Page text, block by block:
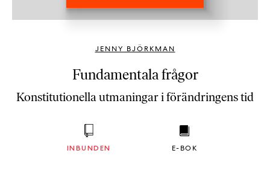
b
k
e
r
o
Fundamentala frågor
Konstitutionella utmaningar i förändringens tid
JENNY BJÖRKMAN
INBUNDEN E-BOK